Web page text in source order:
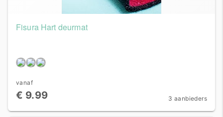
Fisura Hart deurmat
vanaf
€ 9.99 3 aanbieders